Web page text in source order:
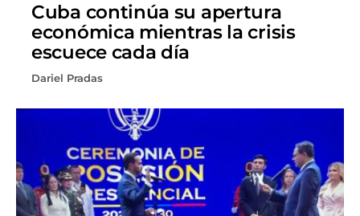
Cuba continúa su apertura
económica mientras la crisis
escuece cada día
Dariel Pradas